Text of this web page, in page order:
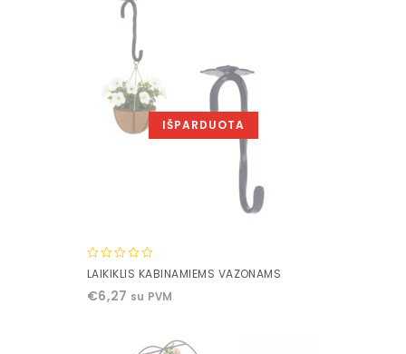
IŠPARDUOTA
0
of
LAIKIKLIS KABINAMIEMS VAZONAMS
€6,27 su PVM